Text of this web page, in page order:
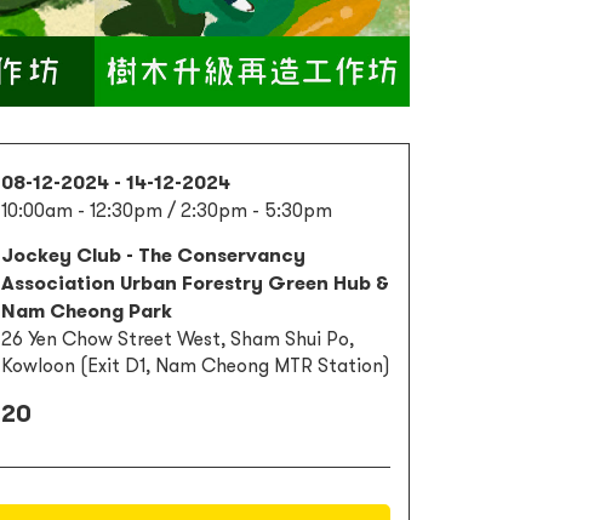
08-12-2024 - 14-12-2024
10:00am - 12:30pm / 2:30pm - 5:30pm
Jockey Club - The Conservancy
Association Urban Forestry Green Hub &
Nam Cheong Park
26 Yen Chow Street West, Sham Shui Po,
Kowloon (Exit D1, Nam Cheong MTR Station)
20